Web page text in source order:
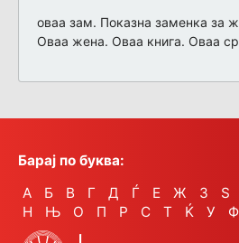
оваа зам. Показна заменка за
Оваа жена. Оваа книга. Оваа
Барај по буква:
А
Б В Г Д Ѓ Е Ж З Ѕ
Н
Њ О П Р С Т Ќ У Ф